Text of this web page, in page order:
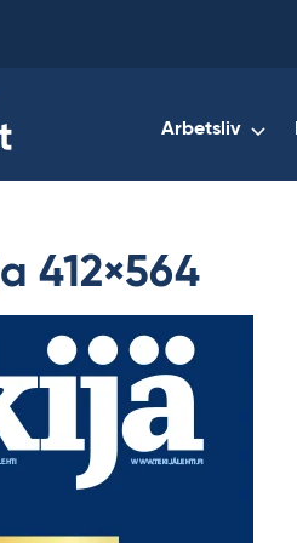
Arbetsliv
412×564